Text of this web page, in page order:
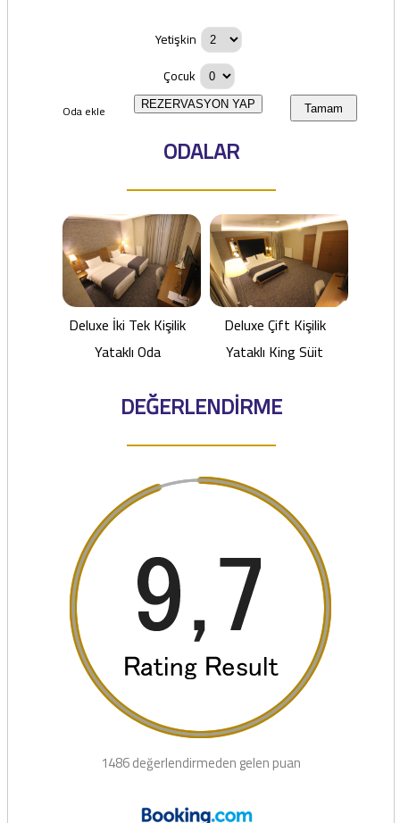
Yetişkin
Çocuk
Oda ekle Tamam
REZERVASYON YAP
ODALAR
Deluxe İki Tek Kişilik
Yataklı Oda
Deluxe Çift Kişilik
Yataklı King Süit
DEĞERLENDİRME
1486 değerlendirmeden gelen puan